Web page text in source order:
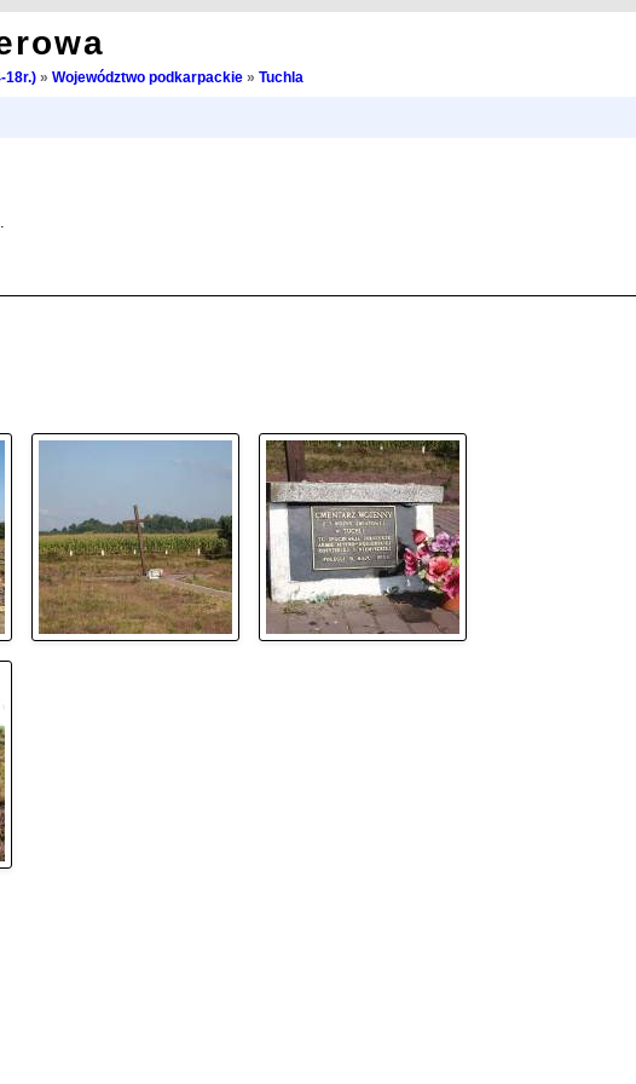
18r.)» Województwo podkarpackie» Tuchla